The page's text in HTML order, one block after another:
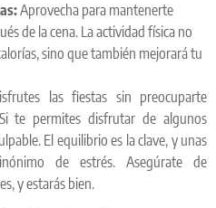
Aprovecha para mantenerte
de la cena. La actividad física no
sino que también mejorará tu
las fiestas sin preocuparte
te permites disfrutar de algunos
El equilibrio es la clave, y unas
de estrés. Asegúrate de
y estarás bien.